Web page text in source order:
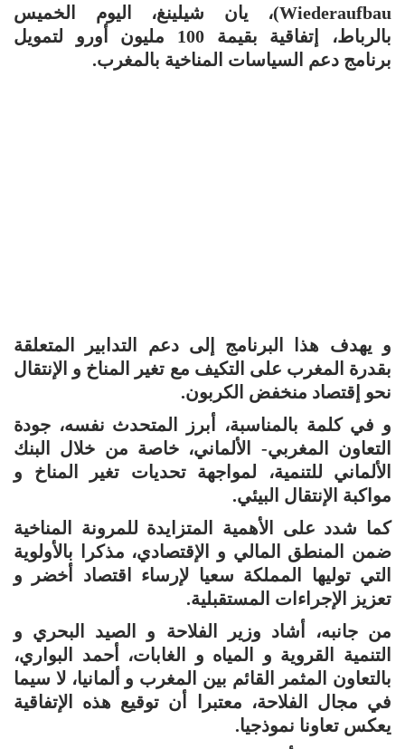
Wiederaufbau)، يان شيلينغ، اليوم الخميس
بالرباط، إتفاقية بقيمة 100 مليون أورو لتمويل
برنامج دعم السياسات المناخية بالمغرب.
و يهدف هذا البرنامج إلى دعم التدابير المتعلقة
بقدرة المغرب على التكيف مع تغير المناخ و الإنتقال
نحو إقتصاد منخفض الكربون.
و في كلمة بالمناسبة، أبرز المتحدث نفسه، جودة
التعاون المغربي- الألماني، خاصة من خلال البنك
الألماني للتنمية، لمواجهة تحديات تغير المناخ و
مواكبة الإنتقال البيئي.
كما شدد على الأهمية المتزايدة للمرونة المناخية
ضمن المنطق المالي و الإقتصادي، مذكرا بالأولوية
التي توليها المملكة سعيا لإرساء اقتصاد أخضر و
تعزيز الإجراءات المستقبلية.
من جانبه، أشاد وزير الفلاحة و الصيد البحري و
التنمية القروية و المياه و الغابات، أحمد البواري،
بالتعاون المثمر القائم بين المغرب و ألمانيا، لا سيما
في مجال الفلاحة، معتبرا أن توقيع هذه الإتفاقية
يعكس تعاونا نموذجيا.